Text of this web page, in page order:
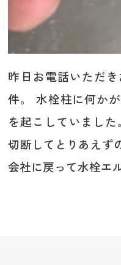
昨日お電話いただ
件。 水栓柱に何か
を起こしていまし
切断してとりあえず
会社に戻って水栓エ